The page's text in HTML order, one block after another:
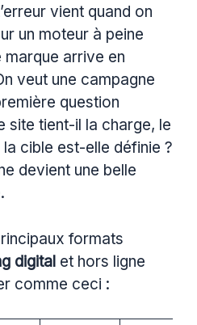
vient quand on
un moteur à peine
marque arrive en
veut une campagne
question
site tient-il la charge, le
cible est-elle définie ?
devient une belle
formats
digital et hors ligne
comme ceci :